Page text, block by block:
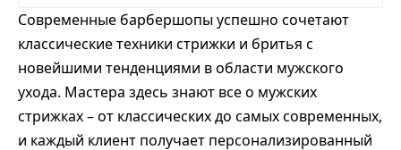
Современные барбершопы успешно сочетают
классические техники стрижки и бритья с
новейшими тенденциями в области мужского
ухода. Мастера здесь знают все о мужских
стрижках – от классических до самых современных,
и каждый клиент получает персонализированный